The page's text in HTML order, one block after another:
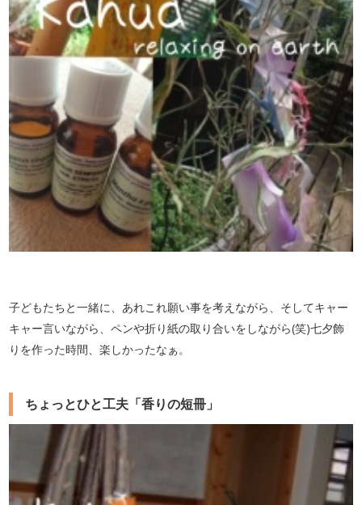
子どもたちと一緒に、あれこれ願い事を考えながら、そしてキャー
キャー言いながら、ペンや折り紙の取り合いをしながら(笑)七夕飾
りを作った時間、楽しかったなぁ。
ちょっとひと工夫「香りの短冊」